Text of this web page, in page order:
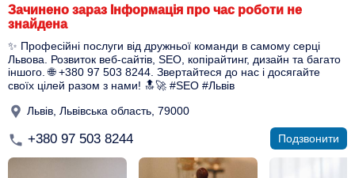
Зачинено зараз Інформація про час роботи не
знайдена
✨ Професійні послуги від дружньої команди в самому серці
Львова. Розвиток веб-сайтів, SEO, копірайтинг, дизайн та багато
іншого. 🌐 +380 97 503 8244. Звертайтеся до нас і досягайте
своїх цілей разом з нами! 🔝🚀 #SEO #Львів
Львів, Львівська область, 79000
+380 97 503 8244 Подзвонити